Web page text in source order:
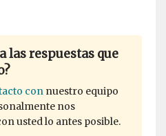
las respuestas que
con nuestro equipo
nos
usted lo antes posible.